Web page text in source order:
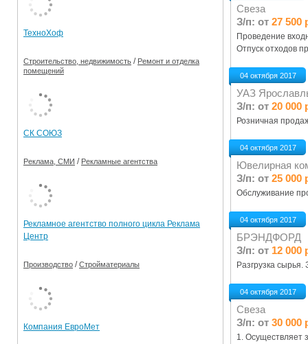
Ограничения движения транспорта на майские
Электронные транспортные карты
Свеза
З/п: от 27 500
Проведение
Отпуск отходов
04 октября 2017
УАЗ
З/п: от 20 000
Розничная
04 октября 2017
Ювелирная
З/п: от 25 000
Обслуживание
04 октября 2017
БРЭНДФОРД
З/п: от 12 000
Разгрузка сырья.
04 октября 2017
Свеза
З/п: от 30 000
1. Осуществляет
ТехноХоф
Строительство, недвижимость / Ремонт и отделка
помещений
СК СОЮЗ
Реклама, СМИ / Рекламные агентства
Рекламное агентство полного цикла Реклама
Центр
Производство /Стройматериалы
Компания ЕвроМет